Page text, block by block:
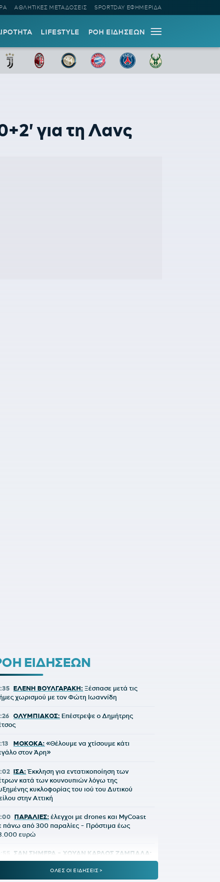
ΑΘΛΗΤΙΚΕΣ ΜΕΤΑΔΟΣΕΙΣ SPORTDAY ΕΦΗΜΕΡΙΔΑ
LIFESTYLE ΡΟΗ ΕΙΔΗΣΕΩΝ
για τη Λανς
ΕΙΔΗΣΕΩΝ
ΕΛΕΝΗ ΒΟΥΛΓΑΡΑΚΗ: Ξέσπασε μετά τις
χωρισμού με τον Φώτη Ιωαννίδη
ΟΛΥΜΠΙΑΚΟΣ: Επέστρεψε ο Δημήτρης
ΜΟΚΟΚΑ: «Θέλουμε να χτίσουμε κάτι
στον Άρη»
ΙΣΑ:Έκκληση για εντατικοποίηση των
κατά των κουνουπιών λόγω της
κυκλοφορίας του ιού του Δυτικού
στην Αττική
ΠΑΡΑΛΙΕΣ: έλεγχοι με drones και MyCoast
πάνω από 300 παραλίες - Πρόστιμα έως
ευρώ
ΣΑΝ ΣΗΜΕΡΑ - ΧΟΥΑΝ ΚΑΡΛΟΣ ΖΑΜΠΑΛΑ:
του νεότερου χρυσού ολυμπιονίκη του
ήταν ένα... μυστήριο
ΟΛΕΣ ΟΙ ΕΙΔΗΣΕΙΣ >